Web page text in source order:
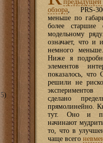
обзора, PRS-
меньше по
более старшие
модельному
означает, что и
немного
Ниже я
элементов
показалось, что
решили не
сделано
прямолинейно.
тут. Оно и
начинают
то, что в
чаще всего